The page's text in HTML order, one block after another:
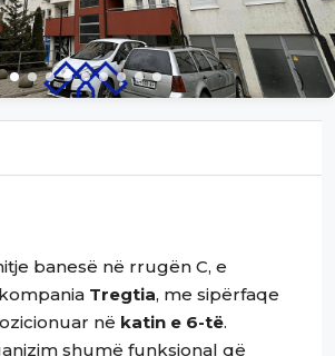
banesë në rrugën C, e
Tregtia, me sipërfaqe
në katin e 6-të.
shumë funksional që